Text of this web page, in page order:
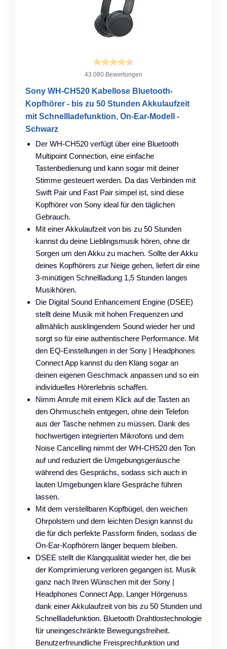
43.080 Bewertungen
Sony WH-CH520 Kabellose Bluetooth-
Kopfhörer - bis zu 50 Stunden Akkulaufzeit
mit Schnellladefunktion, On-Ear-Modell -
Schwarz
Der WH-CH520 verfügt über eine Bluetooth
Multipoint Connection, eine einfache
Tastenbedienung und kann sogar mit deiner
Stimme gesteuert werden. Da das Verbinden mit
Swift Pair und Fast Pair simpel ist, sind diese
Kopfhörer von Sony ideal für den täglichen
Gebrauch.
Mit einer Akkulaufzeit von bis zu 50 Stunden
kannst du deine Lieblingsmusik hören, ohne dir
Sorgen um den Akku zu machen. Sollte der Akku
deines Kopfhörers zur Neige gehen, liefert dir eine
3-minütigen Schnellladung 1,5 Stunden langes
Musikhören.
Die Digital Sound Enhancement Engine (DSEE)
stellt deine Musik mit hohen Frequenzen und
allmählich ausklingendem Sound wieder her und
sorgt so für eine authentischere Performance. Mit
den EQ-Einstellungen in der Sony | Headphones
Connect App kannst du den Klang sogar an
deinen eigenen Geschmack anpassen und so ein
individuelles Hörerlebnis schaffen.
Nimm Anrufe mit einem Klick auf die Tasten an
den Ohrmuscheln entgegen, ohne dein Telefon
aus der Tasche nehmen zu müssen. Dank des
hochwertigen integrierten Mikrofons und dem
Noise Cancelling nimmt der WH-CH520 den Ton
auf und reduziert die Umgebungsgeräusche
während des Gesprächs, sodass sich auch in
lauten Umgebungen klare Gespräche führen
lassen.
Mit dem verstellbaren Kopfbügel, den weichen
Ohrpolstern und dem leichten Design kannst du
die für dich perfekte Passform finden, sodass die
On-Ear-Kopfhörern länger bequem bleiben.
DSEE stellt die Klangqualität wieder her, die bei
der Komprimierung verloren gegangen ist. Musik
ganz nach Ihren Wünschen mit der Sony |
Headphones Connect App. Langer Hörgenuss
dank einer Akkulaufzeit von bis zu 50 Stunden und
Schnellladefunktion. Bluetooth Drahtlostechnologie
für uneingeschränkte Bewegungsfreiheit.
Benutzerfreundliche Freisprechfunktion und